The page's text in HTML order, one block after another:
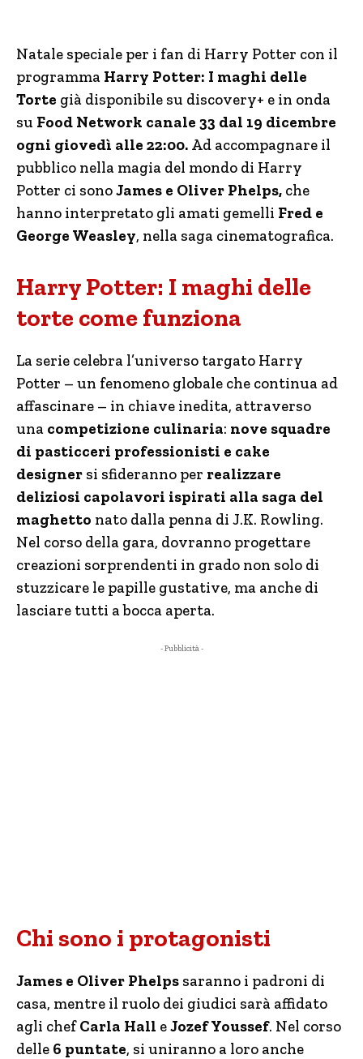
Natale speciale per i fan di Harry Potter con il
programma Harry Potter: I maghi delle
Torte già disponibile su discovery+ e in onda
su Food Network canale 33 dal 19 dicembre
ogni giovedì alle 22:00. Ad accompagnare il
pubblico nella magia del mondo di Harry
Potter ci sonoJames e Oliver Phelps, che
hanno interpretato gli amati gemelli Fred e
George Weasley, nella saga cinematografica.
Harry Potter: I maghi delle
torte come funziona
La serie celebra l’universo targato Harry
Potter – un fenomeno globale che continua ad
affascinare – in chiave inedita, attraverso
una competizione culinaria: nove squadre
di pasticceri professionisti e cake
designer si sfideranno per realizzare
deliziosi capolavori ispirati alla saga del
maghetto nato dalla penna di J.K. Rowling.
Nel corso della gara, dovranno progettare
creazioni sorprendenti in grado non solo di
stuzzicare le papille gustative, ma anche di
lasciare tutti a bocca aperta.
- Pubblicità -
Chi sono i protagonisti
James e Oliver Phelps saranno i padroni di
casa, mentre il ruolo dei giudici sarà affidato
agli chefCarla Hall eJozef Youssef. Nel corso
delle 6 puntate, si uniranno a loro anche